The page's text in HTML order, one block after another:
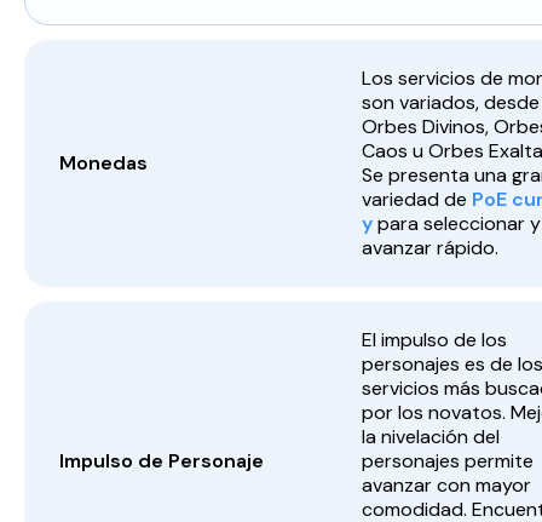
Monedas
Los servicios de
son variados,
Orbes Divinos,
Caos u Orbes
Se presenta una
variedad de PoE
ypara seleccionar y
avanzar rápido.
Impulso de Personaje
El impulso de los
personajes es de los
servicios más
por los novatos.
la nivelación del
personajes permite
avanzar con mayor
comodidad.